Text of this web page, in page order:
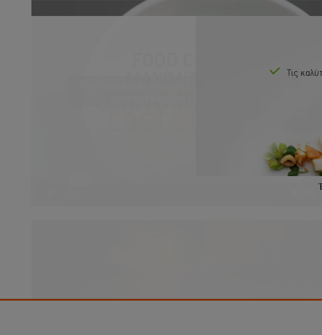
This video player may use cookies or other browser
Τις